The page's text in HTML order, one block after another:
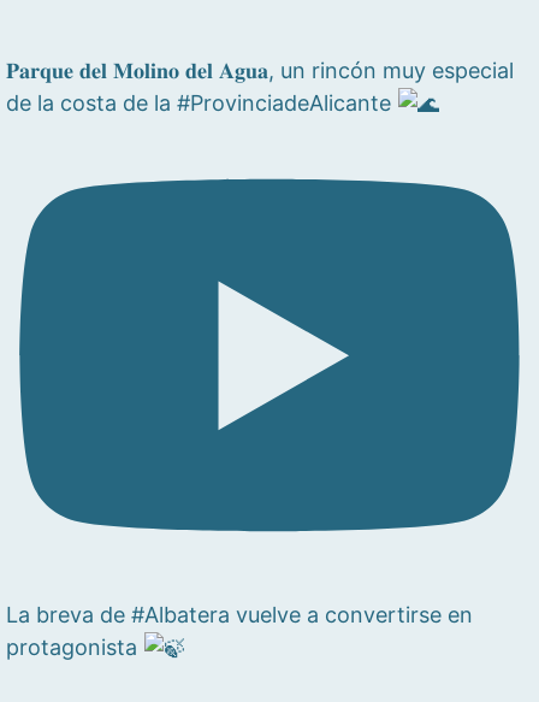
𝐏𝐚𝐫𝐪𝐮𝐞 𝐝𝐞𝐥 𝐌𝐨𝐥𝐢𝐧𝐨 𝐝𝐞𝐥 𝐀𝐠𝐮𝐚, un rincón muy especial
de la costa de la #ProvinciadeAlicante
La breva de #Albatera vuelve a convertirse en
protagonista